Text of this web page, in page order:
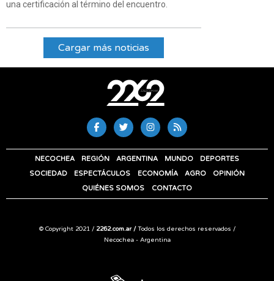
una certificación al término del encuentro.
Cargar más noticias
NECOCHEA REGIÓN ARGENTINA MUNDO
DEPORTES
SOCIEDAD
ESPECTÁCULOS ECONOMÍA AGRO
OPINIÓN
QUIÉNES SOMOS
CONTACTO
© Copyright 2021 / 2262.com.ar /Todos los derechos reservados /
Necochea - Argentina